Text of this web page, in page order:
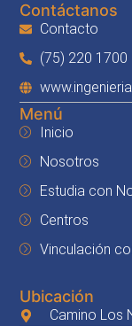
Contáctanos
Contacto
(75) 220 1700
Menú
Inicio
Nosotros
Estudia con
Centros
Vinculación
Ubicación
Camino Los